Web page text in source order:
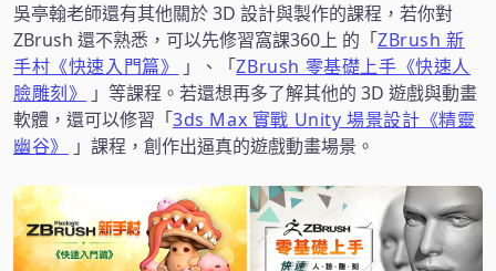
吳亭翰老師還有其他關於 3D 設計與製作的課程，若你對
ZBrush 還不熟悉，可以先修習窩課360上 的「ZBrush 新
手村《快速入門篇》
」、「ZBrush 零基礎上手《快速人
臉雕刻》
」等課程。若還想再多了解其他的 3D 遊戲與動畫
軟體，還可以修習「3ds Max 實戰 Unity 場景設計《精靈
幽谷》
」課程，創作出逼真的遊戲動畫場景。